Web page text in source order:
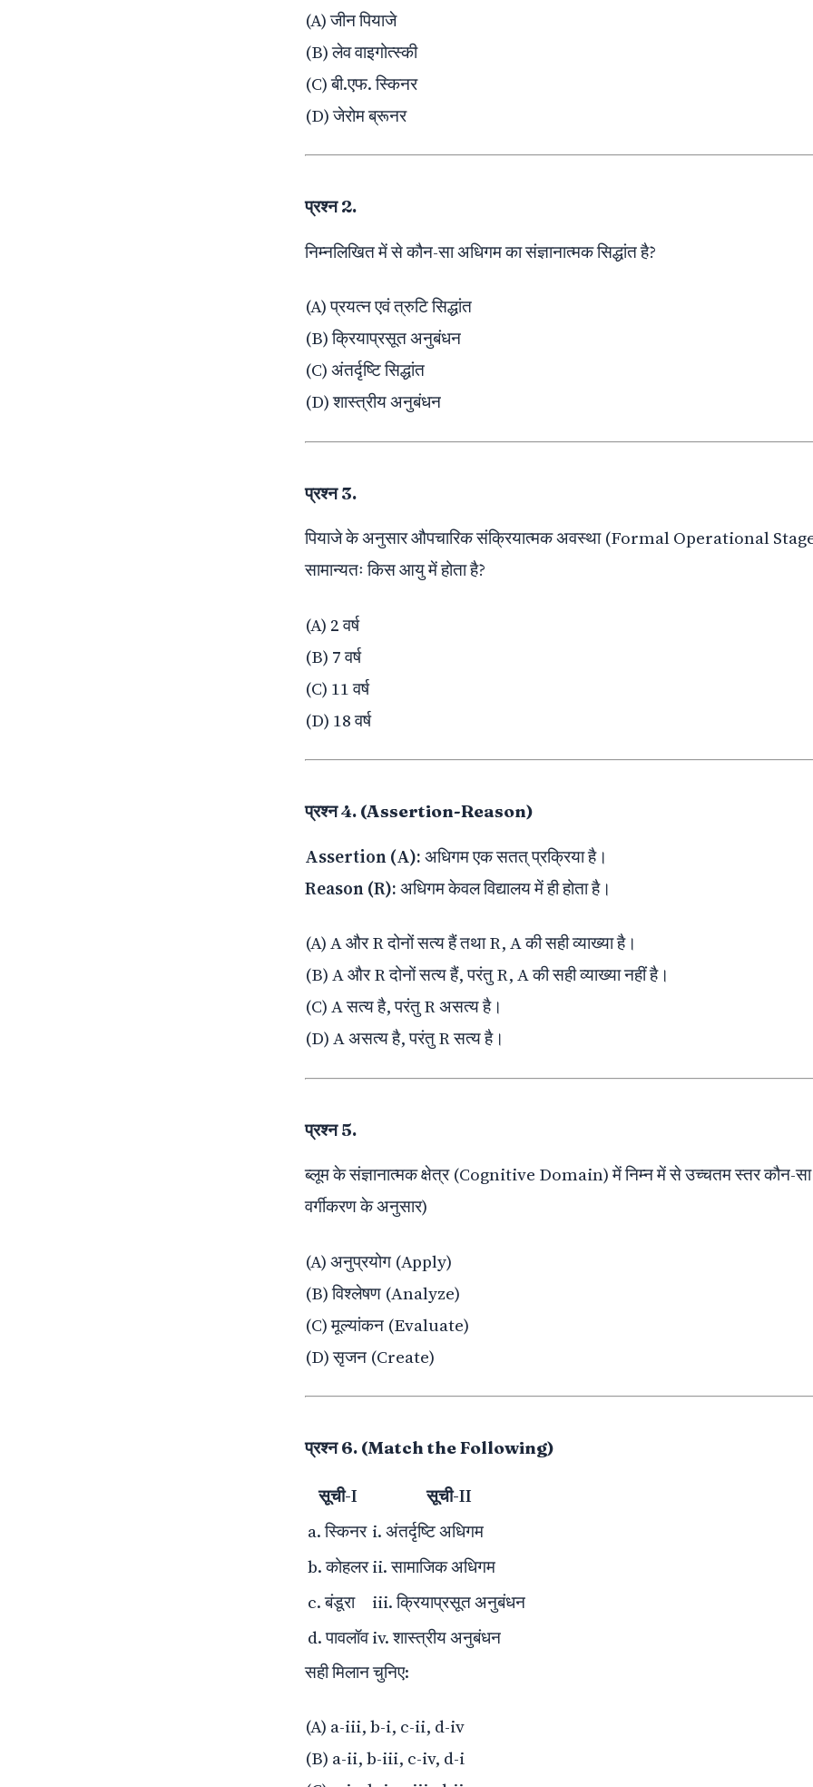
(A) जीन पियाजे
(B) लेव वाइगोत्स्की
(C) बी.एफ. स्किनर
(D) जेरोम ब्रूनर
प्रश्न 2.
निम्नलिखित में से कौन-सा अधिगम का संज्ञानात्मक सिद्धांत है?
(A) प्रयत्न एवं त्रुटि सिद्धांत
(B) क्रियाप्रसूत अनुबंधन
(C) अंतर्दृष्टि सिद्धांत
(D) शास्त्रीय अनुबंधन
प्रश्न 3.
पियाजे के अनुसार औपचारिक संक्रियात्मक अवस्था (Formal Operational
सामान्यतः किस आयु में होता है?
(A) 2 वर्ष
(B) 7 वर्ष
(C) 11 वर्ष
(D) 18 वर्ष
प्रश्न 4. (Assertion-Reason)
Assertion (A):अधिगम एक सतत् प्रक्रिया है।
Reason (R):अधिगम केवल विद्यालय में ही होता है।
(A) A और R दोनों सत्य हैं तथा R, A की सही व्याख्या है।
(B) A और R दोनों सत्य हैं, परंतु R, A की सही व्याख्या नहीं है।
(C) A सत्य है, परंतु R असत्य है।
(D) A असत्य है, परंतु R सत्य है।
प्रश्न 5.
ब्लूम के संज्ञानात्मक क्षेत्र (Cognitive Domain) में निम्न में से उच्चतम स्तर कौन-
वर्गीकरण के अनुसार)
(A) अनुप्रयोग (Apply)
(B) विश्लेषण (Analyze)
(C) मूल्यांकन (Evaluate)
(D) सृजन (Create)
प्रश्न 6. (Match the Following)
सूची-I
सूची-II
a. स्किनर i. अंतर्दृष्टि अधिगम
b. कोहलरii. सामाजिक अधिगम
c. बंडूरा
iii. क्रियाप्रसूत अनुबंधन
d. पावलॉवiv. शास्त्रीय अनुबंधन
सही मिलान चुनिए:
(A) a-iii, b-i, c-ii, d-iv
(B) a-ii, b-iii, c-iv, d-i